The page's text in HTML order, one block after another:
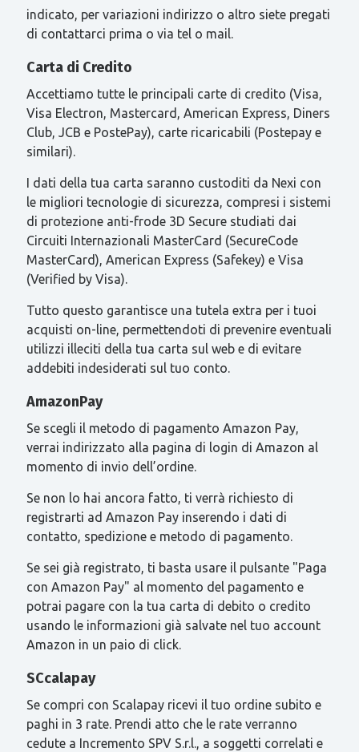
indicato, per variazioni indirizzo o altro siete pregati
di contattarci prima o via tel o mail.
Carta di Credito
Accettiamo tutte le principali carte di credito (Visa,
Visa Electron, Mastercard, American Express, Diners
Club, JCB e PostePay), carte ricaricabili (Postepay e
similari).
I dati della tua carta saranno custoditi da Nexi con
le migliori tecnologie di sicurezza, compresi i sistemi
di protezione anti-frode 3D Secure studiati dai
Circuiti Internazionali MasterCard (SecureCode
MasterCard), American Express (Safekey) e Visa
(Verified by Visa).
Tutto questo garantisce una tutela extra per i tuoi
acquisti on-line, permettendoti di prevenire eventuali
utilizzi illeciti della tua carta sul web e di evitare
addebiti indesiderati sul tuo conto.
AmazonPay
Se scegli il metodo di pagamento Amazon Pay,
verrai indirizzato alla pagina di login di Amazon al
momento di invio dell’ordine.
Se non lo hai ancora fatto, ti verrà richiesto di
registrarti ad Amazon Pay inserendo i dati di
contatto, spedizione e metodo di pagamento.
Se sei già registrato, ti basta usare il pulsante "Paga
con Amazon Pay" al momento del pagamento e
potrai pagare con la tua carta di debito o credito
usando le informazioni già salvate nel tuo account
Amazon in un paio di click.
SCcalapay
Se compri con Scalapay ricevi il tuo ordine subito e
paghi in 3 rate. Prendi atto che le rate verranno
cedute a Incremento SPV S.r.l., a soggetti correlati e